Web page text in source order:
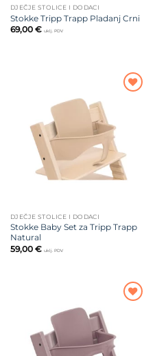
DJEČJE STOLICE I DODACI
Stokke Tripp Trapp Pladanj Crni
69,00 € uklj. PDV
DJEČJE STOLICE I DODACI
Stokke Baby Set za Tripp Trapp
Natural
59,00 € uklj. PDV